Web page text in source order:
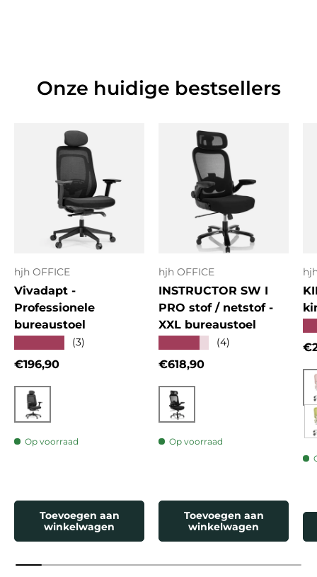
Onze huidige bestsellers
hjh OFFICE
Vivadapt -
Professionele
bureaustoel
(3)
Reguliere prijs
€196,90
Zwart
Op voorraad
Toevoegen aan
winkelwagen
hjh OFFICE
INSTRUCTOR SW I
PRO stof / netstof -
XXL bureaustoel
(4)
Reguliere prijs
€618,90
Zwart
Op voorraad
Toevoegen aan
winkelwagen